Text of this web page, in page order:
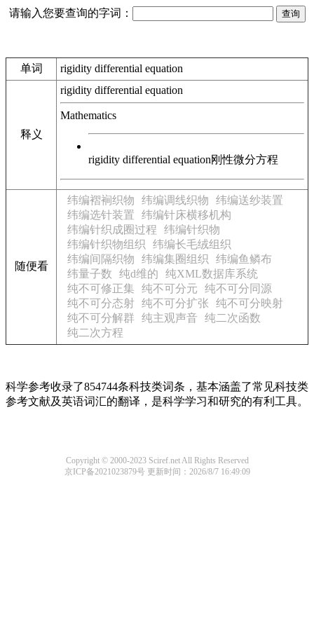
请输入您要查询的字词：
单词 rigidity differential equation
释义
rigidity differential equation
Mathematics
rigidity differential equation刚性微分方程
随便看
纬编褶裥织物 纬编调线织物
纬编送纱装置
纬编选针装置
纬编针床横移机构
纬编针织成圈过程
纬编针织物
纬编针织物组织
纬编长毛绒组织
纬编间隔织物
纬编集圈组织
纬编鱼鳞布
纬量子数
纯d维的
纯XML数据库系统
纯不可修正集
纯不可分元
纯不可分同源
纯不可分态射 纯不可分扩张
纯不可分映射
纯不可分解群
纯主观声音
纯二次函数
纯二次方程
科学参考收录了854744条科技类词条，基本涵盖了常见科技类
参考文献及英语词汇的翻译，是科学学习和研究的有利工具。
Copyright © 2000-2023 Sciref.net All Rights Reserved
京ICP备2021023879号更新时间：2026/8/7 16:49:09